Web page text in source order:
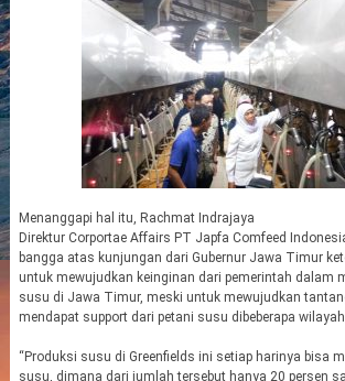
Menanggapi hal itu, Rachmat Indrajaya
Direktur Corportae Affairs PT Japfa Comfeed
bangga atas kunjungan dari Gubernur Jawa Timur
untuk mewujudkan keinginan dari pemerintah dalam
susu di Jawa Timur, meski untuk mewujudkan
mendapat support dari petani susu dibeberapa
“Produksi susu di Greenfields ini setiap harinya bisa
susu, dimana dari jumlah tersebut hanya 20 persen